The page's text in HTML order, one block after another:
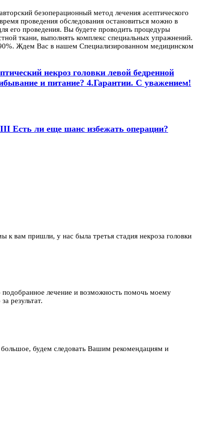
безоперационный метод лечения асептического
проведения обследования остановиться можно в
его проведения. Вы будете проводить процедуры
ткани, выполнять комплекс специальных упражнений.
90%. Ждем Вас в нашем Специализированном медицинском
некроз головки левой бедренной
и питание? 4.Гарантии. С уважением!
Есть ли еще шанс избежать операции?
к вам пришли, у нас была третья стадия некроза головки
подобранное лечение и возможность помочь моему
результат.
будем следовать Вашим рекомендациям и